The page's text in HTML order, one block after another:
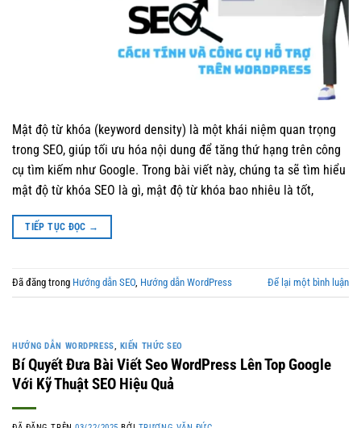
Mật độ từ khóa (keyword density) là một khái niệm quan trọng
trong SEO, giúp tối ưu hóa nội dung để tăng thứ hạng trên công
cụ tìm kiếm như Google. Trong bài viết này, chúng ta sẽ tìm hiểu
mật độ từ khóa SEO là gì, mật độ từ khóa bao nhiêu là tốt,
TIẾP TỤC ĐỌC →
Đã đăng trong Hướng dẫn SEO Hướng dẫn WordPress Để lại một bình luận
HƯỚNG DẪN WORDPRESS, KIẾN THỨC SEO
Bí Quyết Đưa Bài Viết Seo WordPress Lên Top Google
Với Kỹ Thuật SEO Hiệu Quả